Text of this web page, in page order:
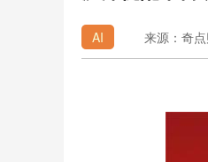
AI 来源：奇